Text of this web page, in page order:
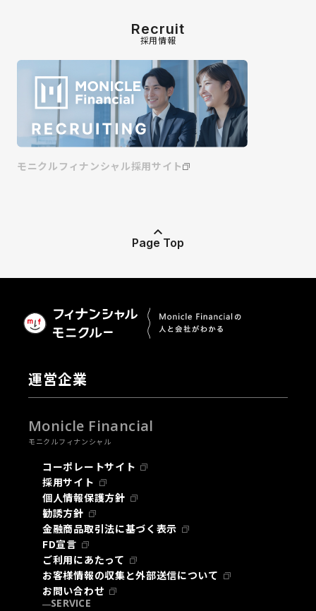
Recruit
採用情報
モニクルフィナンシャル採用サイト
Page Top
運営企業
Monicle Financial
モニクルフィナンシャル
コーポレートサイト
採用サイト
個人情報保護方針
勧誘方針
金融商品取引法に基づく表示
FD宣言
ご利用にあたって
お客様情報の収集と外部送信について
お問い合わせ
SERVICE